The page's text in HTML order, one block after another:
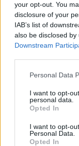
your opt-out. You
disclosure of your
IAB’s list of
also be disclosed
Downstream
Please note that
not limited to your
grant or deny
use your data for
consent section.
Personal Data
I want to opt-
personal data.
Opted In
I want to opt-
Personal Data.
Opted In
Ζώδια:
20 Ιουλίου
20.07.2026by
Ημερησιες